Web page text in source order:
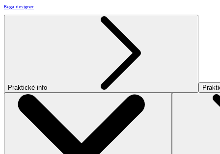
Buga designer
Praktické info